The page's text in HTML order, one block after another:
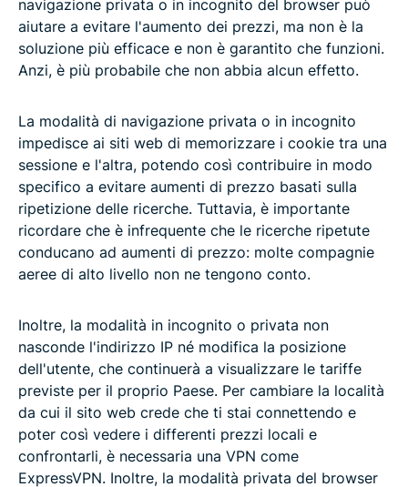
navigazione privata o in incognito del browser può
aiutare a evitare l'aumento dei prezzi, ma non è la
soluzione più efficace e non è garantito che funzioni.
Anzi, è più probabile che non abbia alcun effetto.
La modalità di navigazione privata o in incognito
impedisce ai siti web di memorizzare i cookie tra una
sessione e l'altra, potendo così contribuire in modo
specifico a evitare aumenti di prezzo basati sulla
ripetizione delle ricerche. Tuttavia, è importante
ricordare che è infrequente che le ricerche ripetute
conducano ad aumenti di prezzo: molte compagnie
aeree di alto livello non ne tengono conto.
Inoltre, la modalità in incognito o privata non
nasconde l'indirizzo IP né modifica la posizione
dell'utente, che continuerà a visualizzare le tariffe
previste per il proprio Paese. Per cambiare la località
da cui il sito web crede che ti stai connettendo e
poter così vedere i differenti prezzi locali e
confrontarli, è necessaria una VPN come
ExpressVPN. Inoltre, la modalità privata del browser